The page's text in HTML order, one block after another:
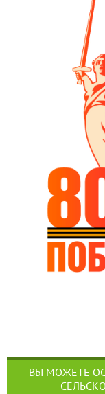
ВЫ МОЖЕТЕ